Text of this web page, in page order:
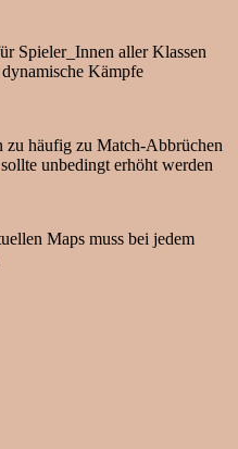
Spieler_Innen aller Klassen
Kämpfe
zu häufig zu Match-Abbrüchen
unbedingt erhöht werden
Maps muss bei jedem